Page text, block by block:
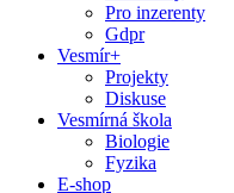
Pro inzerenty
Gdpr
Vesmír+
Projekty
Diskuse
Vesmírná škola
Biologie
Fyzika
E-shop